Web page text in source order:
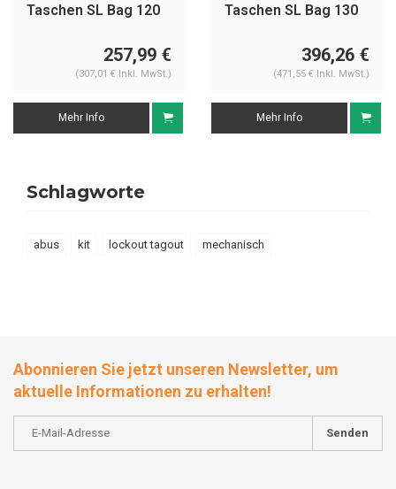
Taschen SL Bag 120
257,99 €
(307,01 € Inkl. MwSt.)
Mehr Info
Taschen SL Bag 130
396,26 €
(471,55 € Inkl. MwSt.)
Mehr Info
Schlagworte
abus kit lockout tagout mechanisch
Abonnieren Sie jetzt unseren Newsletter, um
aktuelle Informationen zu erhalten!
Senden